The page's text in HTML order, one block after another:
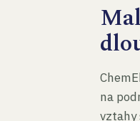
na
vztahy